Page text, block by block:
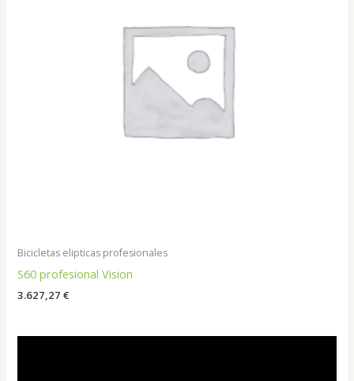
Bicicletas elipticas profesionales
S60 profesional Vision
3.627,27€